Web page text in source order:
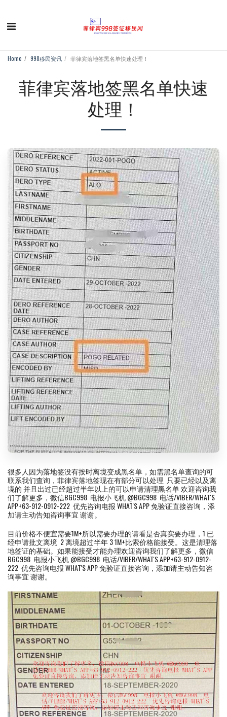
Home 998移民资讯 菲律宾落地签黑名单快速处理！
菲律宾落地签黑名单快速
处理！
很多人因为落地签没有按时离境变成黑名单，如需黑名单查询的可
联系我们查询，菲律宾落地签现在有部分可以处理 只要已经以及离
境的 并且出过已经超过半年以上的可以申请清理黑名单 欢迎咨询我
们了解更多，微信BGC998 电报小飞机 @BGC998 电话/VIBER/WHAT'S
APP+63-912-0912-222 优先咨询电报 WHAT'S APP 免验证直接咨询，添
加请主动告知咨询事宜 谢谢。
目前价格不便宜需要1M+所以需要办理的请看是否真实要办理，1 已
经申请批文离境 2 离境超过半年 3 1M+比索价格能接受。这是清理落
地签证的基础。如果能接受才能办理欢迎咨询我们了解更多，微信
BGC998 电报小飞机 @BGC998 电话/VIBER/WHAT'S APP+63-912-0912-
222 优先咨询电报 WHAT'S APP 免验证直接咨询，添加请主动告知咨
询事宜 谢谢。